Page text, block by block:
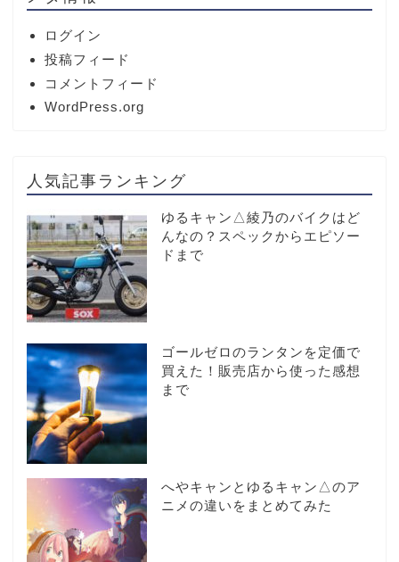
ログイン
投稿フィード
コメントフィード
WordPress.org
人気記事ランキング
ゆるキャン△綾乃のバイクはど
んなの？スペックからエピソー
ドまで
ゴールゼロのランタンを定価で
買えた！販売店から使った感想
まで
へやキャンとゆるキャン△のア
ニメの違いをまとめてみた